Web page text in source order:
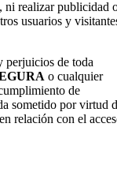
ni realizar publicidad
usuarios y
perjuicios de toda
o cualquier
de
sometido por virtud
relación con el